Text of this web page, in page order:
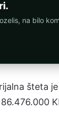
na bilo
šteta